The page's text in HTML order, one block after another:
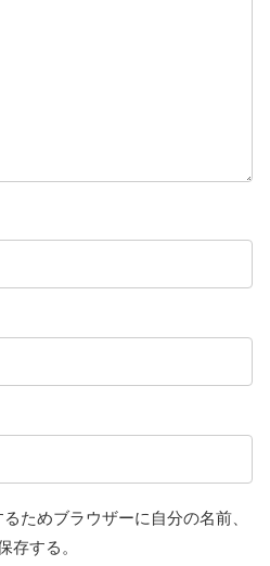
ためブラウザーに自分の名前、
存する。